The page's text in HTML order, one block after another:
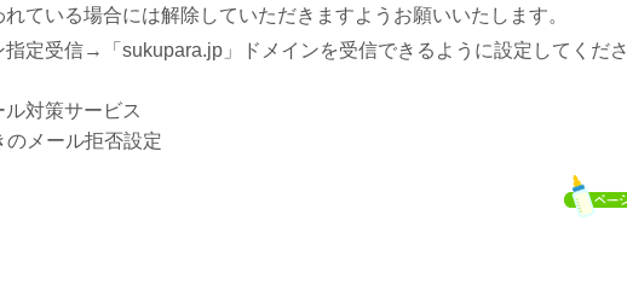
ている場合には解除していただきますようお願いいたします。
指定受信→「sukupara.jp」ドメインを受信できるように設定してくださ
対策サービス
のメール拒否設定